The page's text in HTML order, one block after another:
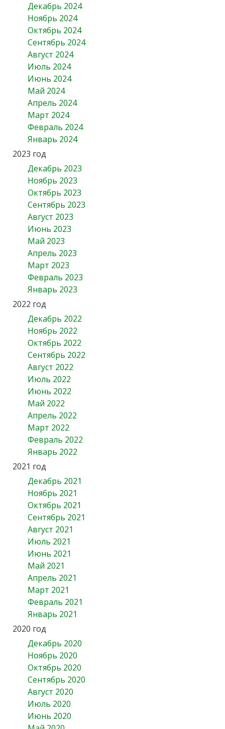
Декабрь 2024
Ноябрь 2024
Октябрь 2024
Сентябрь 2024
Август 2024
Июль 2024
Июнь 2024
Май 2024
Апрель 2024
Март 2024
Февраль 2024
Январь 2024
2023 год
Декабрь 2023
Ноябрь 2023
Октябрь 2023
Сентябрь 2023
Август 2023
Июнь 2023
Май 2023
Апрель 2023
Март 2023
Февраль 2023
Январь 2023
2022 год
Декабрь 2022
Ноябрь 2022
Октябрь 2022
Сентябрь 2022
Август 2022
Июль 2022
Июнь 2022
Май 2022
Апрель 2022
Март 2022
Февраль 2022
Январь 2022
2021 год
Декабрь 2021
Ноябрь 2021
Октябрь 2021
Сентябрь 2021
Август 2021
Июль 2021
Июнь 2021
Май 2021
Апрель 2021
Март 2021
Февраль 2021
Январь 2021
2020 год
Декабрь 2020
Ноябрь 2020
Октябрь 2020
Сентябрь 2020
Август 2020
Июль 2020
Июнь 2020